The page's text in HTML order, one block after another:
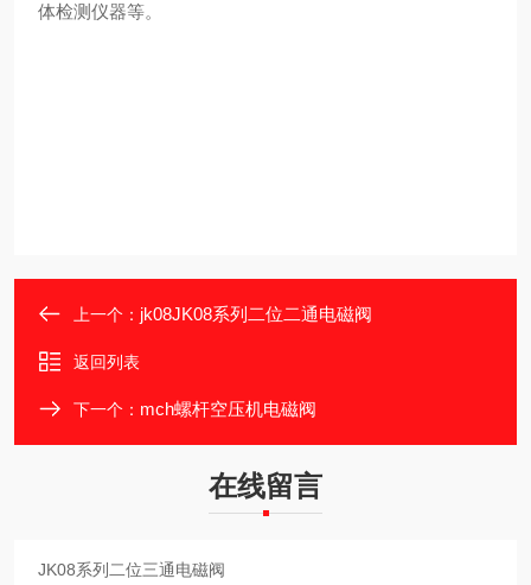
体检测仪器等。
上一个： jk08JK08系列二位二通电磁阀
返回列表
下一个： mch螺杆空压机电磁阀
在线留言